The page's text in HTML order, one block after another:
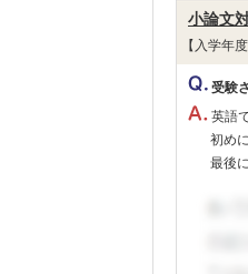
小論文
【入学年
受験
英語
初め
最後